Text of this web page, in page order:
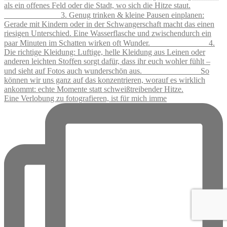
Eine Verlobung zu fotografieren, ist für mich imme